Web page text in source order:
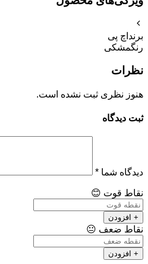
برند اچ پی
رنگمشکی
نظرات
هنوز نظری ثبت نشده است.
ثبت دیدگاه
دیدگاه شما *
نقاط قوت 😊
+ افزودن
نقاط ضعف 😐
+ افزودن